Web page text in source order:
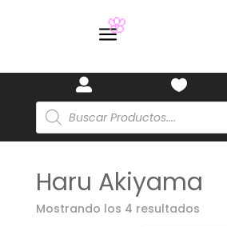
a
 
Búsqueda
de
productos
Haru Akiyama
Mostrando los 4 resultados
🌸
🏷️